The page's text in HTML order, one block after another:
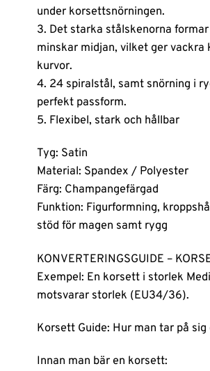
under korsettsnörningen.
3. Det starka stålskenorna formar
minskar midjan, vilket ger vackra
kurvor.
4. 24 spiralstål, samt snörning i
perfekt passform.
5. Flexibel, stark och hållbar
Tyg: Satin
Material: Spandex / Polyester
Färg: Champangefärgad
Funktion: Figurformning,
stöd för magen samt rygg
KONVERTERINGSGUIDE –
Exempel: En korsett i storlek
motsvarar storlek (EU34/36).
Korsett Guide: Hur man tar på
Innan man bär en korsett: